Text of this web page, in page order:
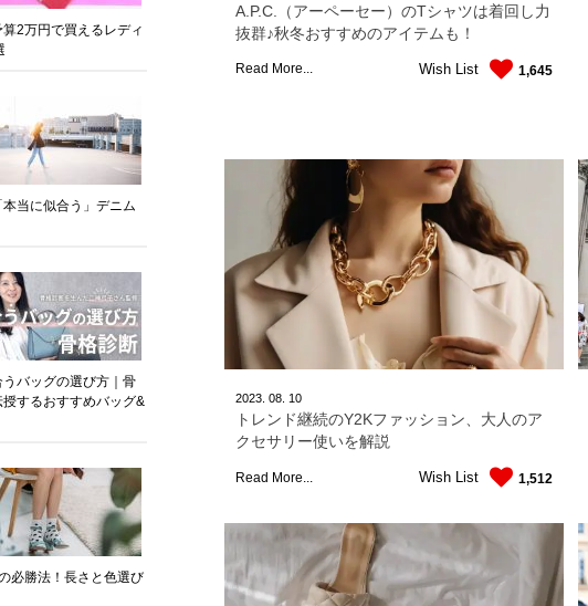
2万円で買えるレディ
当に似合う」デニム
うバッグの選び方｜骨
するおすすめバッグ&
必勝法！長さと色選び
A.P.C.（アーペーセー）のTシャツは着回し力
抜群♪秋冬おすすめのアイテムも！
Read More... 1,645
Wish List
2023. 08. 10
トレンド継続のY2Kファッション、大人のア
クセサリー使いを解説
Read More... 1,512
Wish List